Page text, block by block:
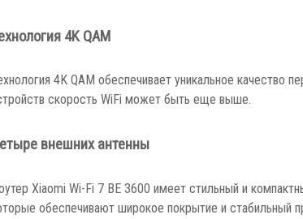
4K QAM
4K QAM обеспечивает уникальное качество
скорость WiFi может быть еще выше.
внешних антенны
Xiaomi Wi-Fi 7 BE 3600 имеет стильный и
обеспечивают широкое покрытие и стабильный